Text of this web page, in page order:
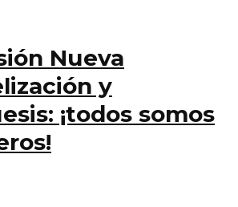
Nueva
y
¡todos somos